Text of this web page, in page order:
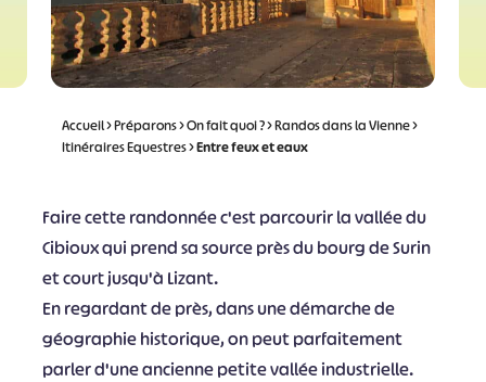
Accueil>Préparons>On fait quoi ?>Randos dans la Vienne>
Itinéraires Equestres>Entre feux et eaux
Faire cette randonnée c'est parcourir la vallée du
Cibioux qui prend sa source près du bourg de Surin
et court jusqu'à Lizant.
En regardant de près, dans une démarche de
géographie historique, on peut parfaitement
parler d'une ancienne petite vallée industrielle.